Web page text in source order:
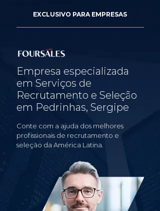
EXCLUSIVO PARA EMPRESAS
Empresa especializada
em Serviços de
Recrutamento e Seleção
em Pedrinhas, Sergipe
Conte com a ajuda dos melhores
profissionais de recrutamento e
seleção da América Latina.